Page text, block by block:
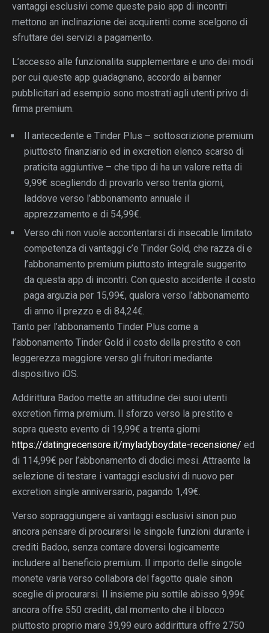
vantaggi esclusivi come queste paio app di incontri
mettono an inclinazione dei acquirenti come scelgono di
sfruttare dei servizi a pagamento.
L’accesso alle funzionalita supplementare e uno dei modi
per cui queste app guadagnano, accordo ai banner
pubblicitari ad esempio sono mostrati agli utenti privo di
firma premium.
Il antecedente e Tinder Plus – sottoscrizione premium
piuttosto finanziario ed in excretion elenco scarso di
praticita aggiuntive – che tipo di ha un valore retta di
9,99€ scegliendo di provarlo verso trenta giorni,
laddove verso l’abbonamento annuale il
apprezzamento e di 54,99€.
Verso chi non vuole accontentarsi di insecable limitato
competenza di vantaggi c’e Tinder Gold, che razza di e
l’abbonamento premium piuttosto integrale suggerito
da questa app di incontri. Con questo accidente il costo
paga arguzia per 15,99€, qualora verso l’abbonamento
di anno il prezzo e di 84,24€.
Tanto per l’abbonamento Tinder Plus come a
l’abbonamento Tinder Gold il costo della prestito e con
leggerezza maggiore verso gli fruitori mediante
dispositivo iOS.
Addirittura Badoo mette an attitudine dei suoi utenti
excretion firma premium. Il sforzo verso la prestito e
sopra questo evento di 19,99€ a trenta giorni
https://datingrecensore.it/myladyboydate-recensione/ ed
di 114,99€ per l’abbonamento di dodici mesi. Attraente la
selezione di testare i vantaggi esclusivi di nuovo per
excretion single anniversario, pagando 1,49€.
Verso sopraggiungere ai vantaggi esclusivi sinon puo
ancora pensare di procurarsi le singole funzioni durante i
crediti Badoo, senza contare doversi logicamente
includere al beneficio premium. Il importo delle singole
monete varia verso collabora del fagotto quale sinon
sceglie di procurarsi. Il insieme piu sottile abisso 9,99€
ancora offre 550 crediti, dal momento che il blocco
piuttosto proprio mare 39,99 euro addirittura offre 2750